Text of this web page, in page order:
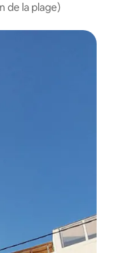
de la plage)